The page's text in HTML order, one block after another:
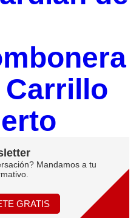
Carrillo
Mandamos a tu
GRATIS